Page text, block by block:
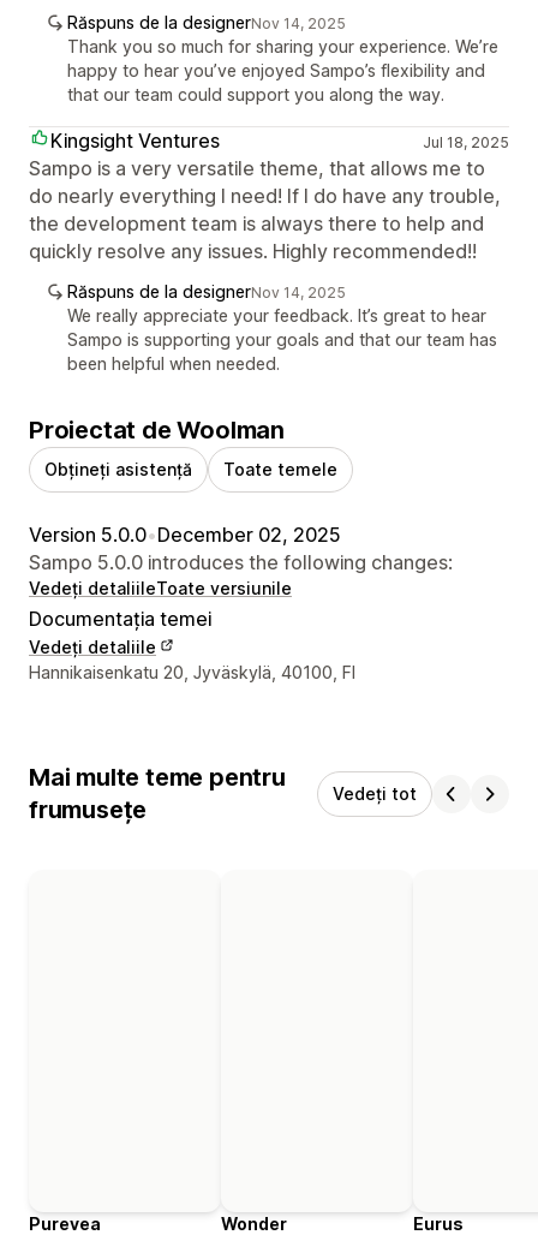
Răspuns de la designerNov 14, 2025
Thank you so much for sharing your experience. We’re
happy to hear you’ve enjoyed Sampo’s flexibility and
that our team could support you along the way.
Kingsight Ventures Jul 18, 2025
Sampo is a very versatile theme, that allows me to
do nearly everything I need! If I do have any trouble,
the development team is always there to help and
quickly resolve any issues. Highly recommended!!
Răspuns de la designerNov 14, 2025
We really appreciate your feedback. It’s great to hear
Sampo is supporting your goals and that our team has
been helpful when needed.
Proiectat de Woolman
Obțineți asistență Toate temele
Version 5.0.0•December 02, 2025
Sampo 5.0.0 introduces the following changes:
Vedeți detaliileToate versiunile
Documentația temei
Vedeți detaliile
Detaliile de contact ale designerului
Hannikaisenkatu 20, Jyväskylä, 40100, FI
Mai multe teme pentru
frumusețe
Vedeți tot
Purevea
Wonder
Eurus